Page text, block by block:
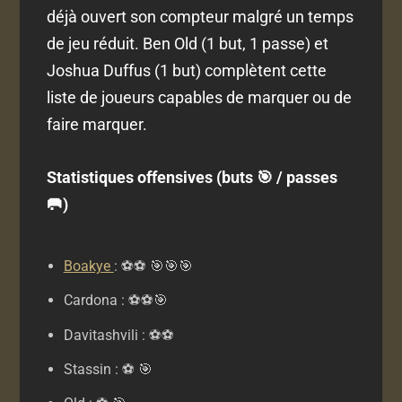
déjà ouvert son compteur malgré un temps
de jeu réduit. Ben Old (1 but, 1 passe) et
Joshua Duffus (1 but) complètent cette
liste de joueurs capables de marquer ou de
faire marquer.
Statistiques offensives (buts 🎯 / passes
🥅)
Boakye : ⚽⚽ 🎯🎯🎯
Cardona : ⚽⚽🎯
Davitashvili : ⚽⚽
Stassin : ⚽ 🎯